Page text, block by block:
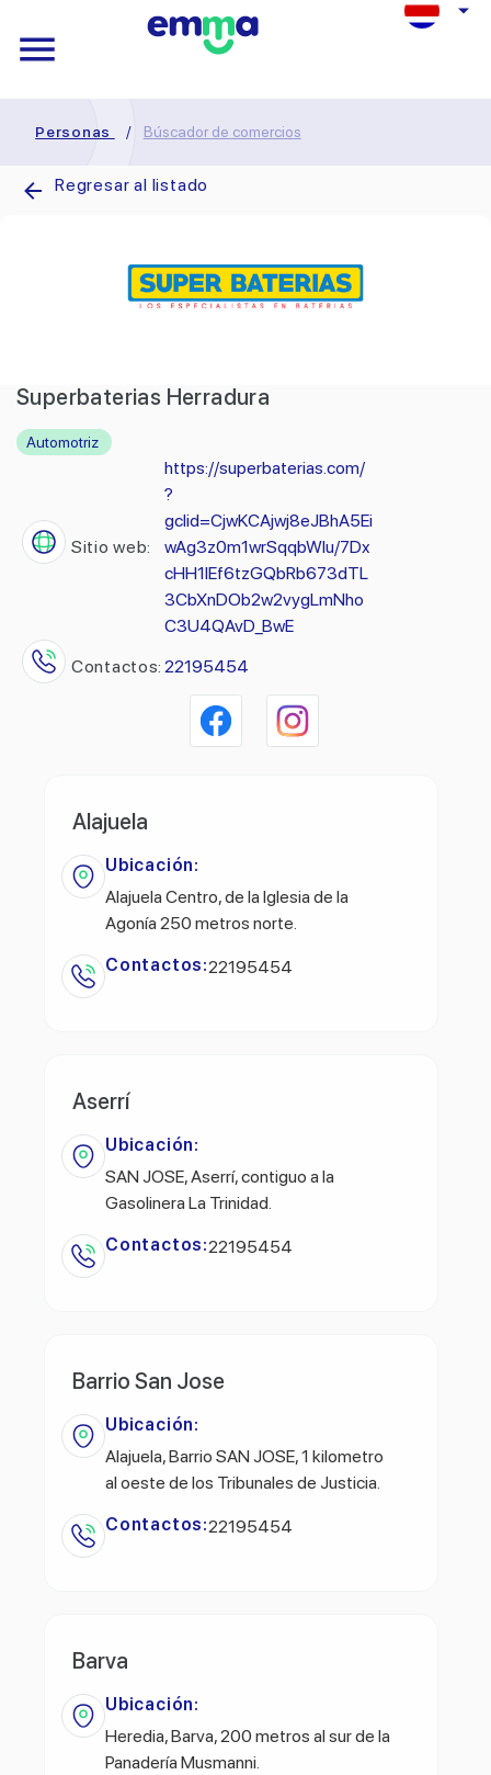
Personas / Búscador de comercios
Regresar al listado
Superbaterias Herradura
Automotriz
Sitio web:
https://superbaterias.com/
?
gclid=CjwKCAjwj8eJBhA5Ei
wAg3z0m1wrSqqbWlu/7Dx
cHH1lEf6tzGQbRb673dTL
3CbXnDOb2w2vygLmNho
C3U4QAvD_BwE
Contactos: 22195454
Alajuela
Ubicación:
Alajuela Centro, de la Iglesia de la
Agonía 250 metros norte.
Contactos:22195454
Aserrí
Ubicación:
SAN JOSE, Aserrí, contiguo a la
Gasolinera La Trinidad.
Contactos:22195454
Barrio San Jose
Ubicación:
Alajuela, Barrio SAN JOSE, 1 kilometro
al oeste de los Tribunales de Justicia.
Contactos:22195454
Barva
Ubicación:
Heredia, Barva, 200 metros al sur de la
Panadería Musmanni.